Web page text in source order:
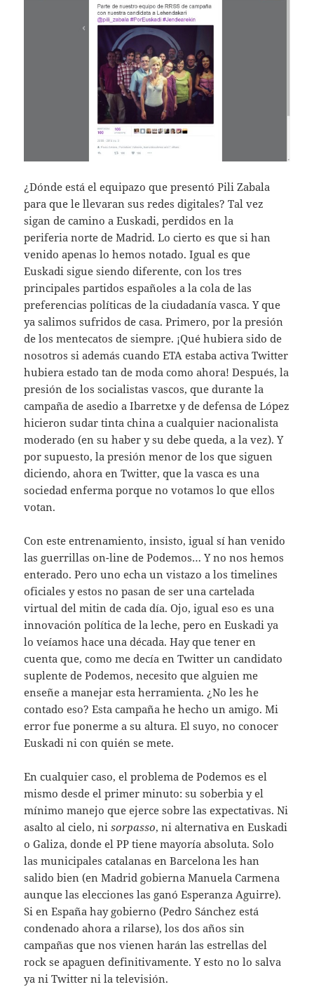
¿Dónde está el equipazo que presentó Pili Zabala
para que le llevaran sus redes digitales? Tal vez
sigan de camino a Euskadi, perdidos en la
periferia norte de Madrid. Lo cierto es que si han
venido apenas lo hemos notado. Igual es que
Euskadi sigue siendo diferente, con los tres
principales partidos españoles a la cola de las
preferencias políticas de la ciudadanía vasca. Y que
ya salimos sufridos de casa. Primero, por la presión
de los mentecatos de siempre. ¡Qué hubiera sido de
nosotros si además cuando ETA estaba activa Twitter
hubiera estado tan de moda como ahora! Después, la
presión de los socialistas vascos, que durante la
campaña de asedio a Ibarretxe y de defensa de López
hicieron sudar tinta china a cualquier nacionalista
moderado (en su haber y su debe queda, a la vez). Y
por supuesto, la presión menor de los que siguen
diciendo, ahora en Twitter, que la vasca es una
sociedad enferma porque no votamos lo que ellos
votan.
Con este entrenamiento, insisto, igual sí han venido
las guerrillas on-line de Podemos… Y no nos hemos
enterado. Pero uno echa un vistazo a los timelines
oficiales y estos no pasan de ser una cartelada
virtual del mitin de cada día. Ojo, igual eso es una
innovación política de la leche, pero en Euskadi ya
lo veíamos hace una década. Hay que tener en
cuenta que, como me decía en Twitter un candidato
suplente de Podemos, necesito que alguien me
enseñe a manejar esta herramienta. ¿No les he
contado eso? Esta campaña he hecho un amigo. Mi
error fue ponerme a su altura. El suyo, no conocer
Euskadi ni con quién se mete.
En cualquier caso, el problema de Podemos es el
mismo desde el primer minuto: su soberbia y el
mínimo manejo que ejerce sobre las expectativas. Ni
asalto al cielo, nisorpasso, ni alternativa en Euskadi
o Galiza, donde el PP tiene mayoría absoluta. Solo
las municipales catalanas en Barcelona les han
salido bien (en Madrid gobierna Manuela Carmena
aunque las elecciones las ganó Esperanza Aguirre).
Si en España hay gobierno (Pedro Sánchez está
condenado ahora a rilarse), los dos años sin
campañas que nos vienen harán las estrellas del
rock se apaguen definitivamente. Y esto no lo salva
ya ni Twitter ni la televisión.